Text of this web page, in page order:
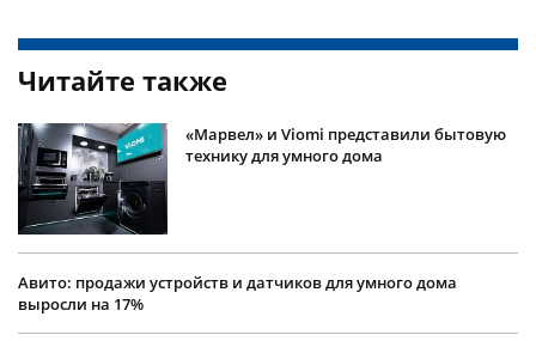
Читайте также
«Марвел» и Viomi представили бытовую
технику для умного дома
Авито: продажи устройств и датчиков для умного дома
выросли на 17%